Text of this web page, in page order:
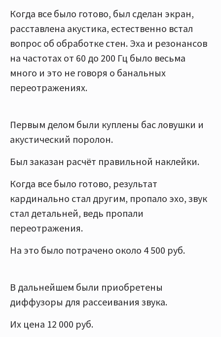
Когда все было готово, был сделан экран,
расставлена акустика, естественно встал
вопрос об обработке стен. Эха и резонансов
на частотах от 60 до 200 Гц было весьма
много и это не говоря о банальных
переотражениях.
Первым делом были куплены бас ловушки и
акустический поролон.
Был заказан расчёт правильной наклейки.
Когда все было готово, результат
кардинально стал другим, пропало эхо, звук
стал детальней, ведь пропали
переотражения.
На это было потрачено около 4 500 руб.
В дальнейшем были приобретены
диффузоры для рассеивания звука.
Их цена 12 000 руб.